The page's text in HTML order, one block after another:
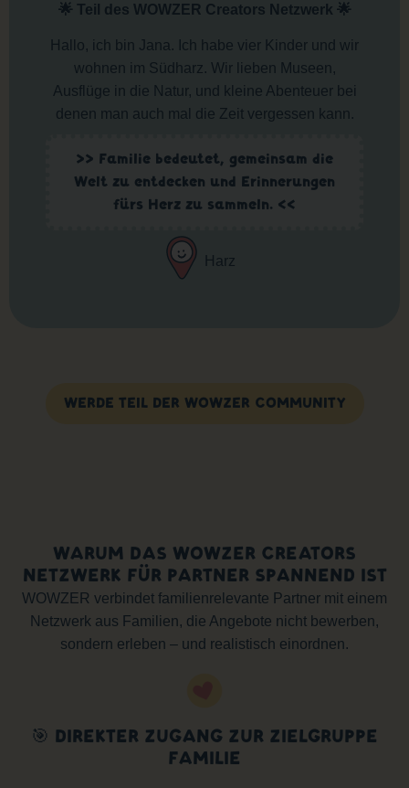
🌟 Teil des WOWZER Creators Netzwerk 🌟
Hallo, ich bin Jana. Ich habe vier Kinder und wir
wohnen im Südharz. Wir lieben Museen,
Ausflüge in die Natur, und kleine Abenteuer bei
denen man auch mal die Zeit vergessen kann.
>> Familie bedeutet, gemeinsam die
Welt zu entdecken und Erinnerungen
fürs Herz zu sammeln. <<
Harz
WERDE TEIL DER WOWZER COMMUNITY
WARUM DAS WOWZER CREATORS
NETZWERK FÜR PARTNER SPANNEND IST
WOWZER verbindet familienrelevante Partner mit einem
Netzwerk aus Familien, die Angebote nicht bewerben,
sondern erleben – und realistisch einordnen.
🎯 DIREKTER ZUGANG ZUR ZIELGRUPPE
FAMILIE